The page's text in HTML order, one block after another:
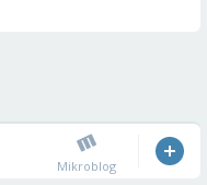
Mikroblog